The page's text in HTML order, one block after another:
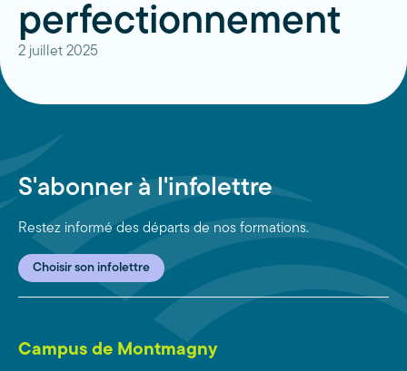
perfectionnement
2 juillet 2025
S'abonner à l'infolettre
Restez informé des départs de nos formations.
Choisir son infolettre
Campus de Montmagny